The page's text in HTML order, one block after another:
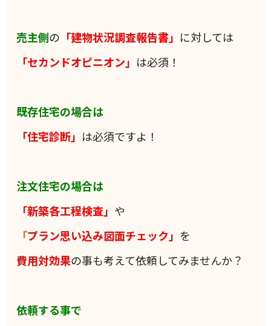
売主側の 「建物状況調査報告書」 に対しては
「セカンドオピニオン」 は必須！
既存住宅の場合は
「住宅診断」 は必須ですよ！
注文住宅の場合は
「新築各工程検査」 や
「プラン思い込み図面チェック」 を
費用対効果の事も考えて依頼してみませんか？
依頼する事で